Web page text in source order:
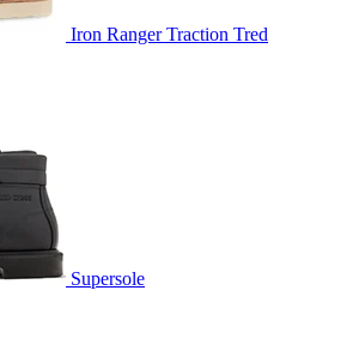
Iron Ranger Traction Tred
Supersole